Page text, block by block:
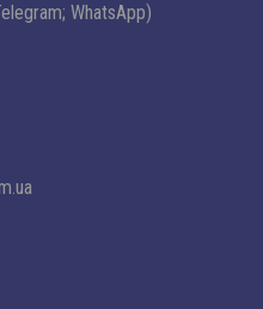
WhatsApp)